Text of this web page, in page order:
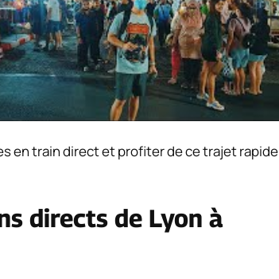
en train direct et profiter de ce trajet rapide
directs de Lyon à